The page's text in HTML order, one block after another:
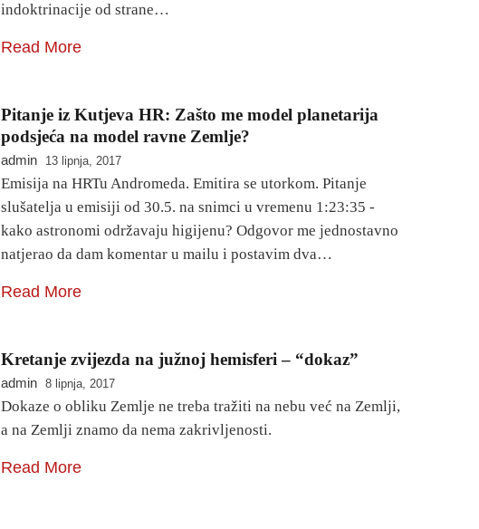
indoktrinacije od strane…
Read More
Pitanje iz Kutjeva HR: Zašto me model planetarija
podsjeća na model ravne Zemlje?
admin 13 lipnja, 2017
Emisija na HRTu Andromeda. Emitira se utorkom. Pitanje
slušatelja u emisiji od 30.5. na snimci u vremenu 1:23:35 -
kako astronomi održavaju higijenu? Odgovor me jednostavno
natjerao da dam komentar u mailu i postavim dva…
Read More
Kretanje zvijezda na južnoj hemisferi – “dokaz”
admin 8 lipnja, 2017
Dokaze o obliku Zemlje ne treba tražiti na nebu već na Zemlji,
a na Zemlji znamo da nema zakrivljenosti.
Read More